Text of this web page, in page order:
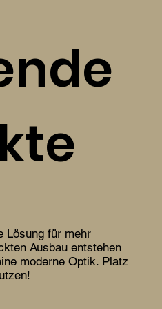
Lösung für mehr
Ausbau entstehen
moderne Optik. Platz